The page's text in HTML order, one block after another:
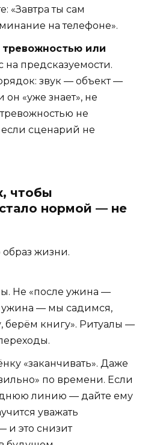
«Завтра ты сам
на телефоне».
тревожностью или
на предсказуемости.
звук — объект —
«уже знает», не
не
сценарий не
чтобы
нормой — не
образ жизни.
Не «после ужина —
ужина — мы садимся,
берём книгу». Ритуалы —
«заканчивать». Даже
по времени. Если
линию — дайте ему
уважать
и это снизит